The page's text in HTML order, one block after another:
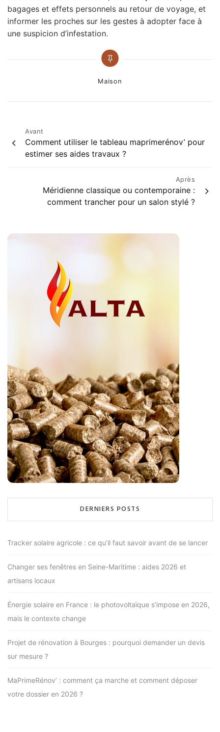
bagages et effets personnels au retour de voyage, et
informer les proches sur les gestes à adopter face à
une suspicion d’infestation.
Categories
Maison
Post
navigation
Avant
Comment utiliser le tableau maprimerénov’ pour
estimer ses aides travaux ?
Après
Méridienne classique ou contemporaine :
comment trancher pour un salon stylé ?
DERNIERS POSTS
Tracker solaire agricole : ce qu’il faut savoir avant de se lancer
Changer ses fenêtres en Seine-Maritime : aides 2026 et
artisans locaux
Énergie solaire en France : le photovoltaïque s’impose en 2026,
mais le contexte change
Projet de rénovation à Bourges : pourquoi demander un devis
sur mesure ?
MaPrimeRénov’ : comment ça marche et comment déposer
votre dossier en 2026 ?